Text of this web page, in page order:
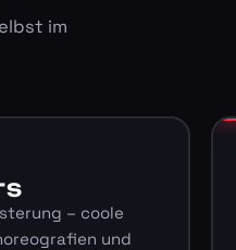
im
– coole
und